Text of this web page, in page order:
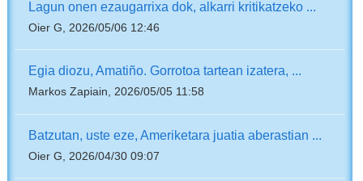
Lagun onen ezaugarrixa dok, alkarri kritikatzeko ...
Oier G, 2026/05/06 12:46
Egia diozu, Amatiño. Gorrotoa tartean izatera, ...
Markos Zapiain, 2026/05/05 11:58
Batzutan, uste eze, Ameriketara juatia aberastian ...
Oier G, 2026/04/30 09:07